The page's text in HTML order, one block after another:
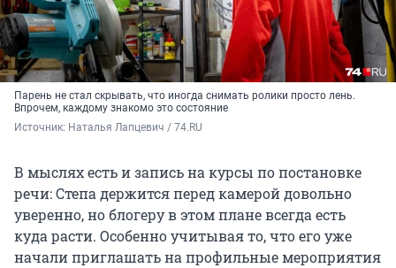
Парень не стал скрывать, что иногда снимать ролики просто лень.
Впрочем, каждому знакомо это состояние
Источник: Наталья Лапцевич / 74.RU
В мыслях есть и запись на курсы по постановке
речи: Степа держится перед камерой довольно
уверенно, но блогеру в этом плане всегда есть
куда расти. Особенно учитывая то, что его уже
начали приглашать на профильные мероприятия